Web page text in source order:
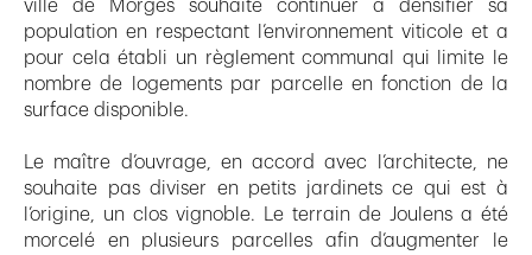
ville de Morges souhaite continuer à densifier sa
population en respectant l’environnement viticole et a
pour cela établi un règlement communal qui limite le
nombre de logements par parcelle en fonction de la
surface disponible.
Le maître d’ouvrage, en accord avec l’architecte, ne
souhaite pas diviser en petits jardinets ce qui est à
l’origine, un clos vignoble. Le terrain de Joulens a été
morcelé en plusieurs parcelles afin d’augmenter le